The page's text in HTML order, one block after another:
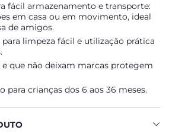
fácil armazenamento e transporte:
em casa ou em movimento, ideal
de amigos.
limpeza fácil e utilização prática
e que não deixam marcas protegem
para crianças dos 6 aos 36 meses.